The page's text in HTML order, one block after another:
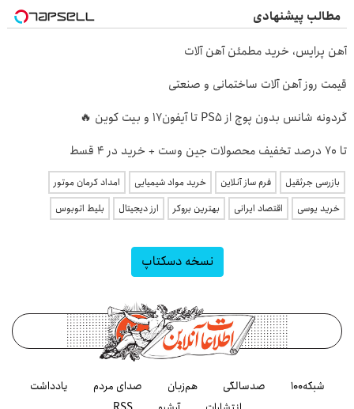
مطالب پیشنهادی
آهن پرایس، خرید مطمئن آهن آلات
قیمت روز آهن آلات ساختمانی و صنعتی
گردونه شانس بدون پوچ از PS5 تا آیفون17 و بیت کوین 🔥
تا 70 درصد تخفیف محصولات جین وست + خرید در 4 قسط
بازرسی جرثقیل فرم ساز آنلاین خرید مواد شیمیایی
امداد کرمان موتور
خرید یوسی
اقتصاد ایرانی بهترین بروکر ارز دیجیتال بلیط اتوبوس
نسخه دسکتاپ
شبکه۱۰۰ صدسالگی هم‌زبان صدای مردم
یادداشت